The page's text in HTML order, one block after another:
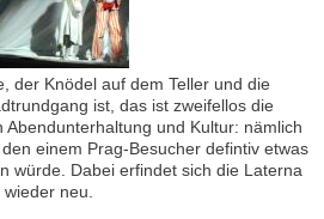
der Knödel auf dem Teller und die
ist, das ist zweifellos die
Abendunterhaltung und Kultur: nämlich
einem Prag-Besucher defintiv etwas
würde. Dabei erfindet sich die Laterna
neu.